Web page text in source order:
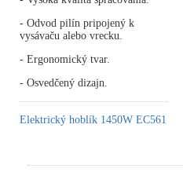
- Odvod pilín pripojený k
vysávaču alebo vrecku.
- Ergonomický tvar.
- Osvedčený dizajn.
Elektrický hoblík 1450W EC561